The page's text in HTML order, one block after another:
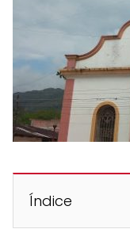
Índice